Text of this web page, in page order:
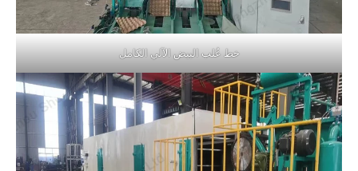
خط عُلب البيض الآلي الكامل